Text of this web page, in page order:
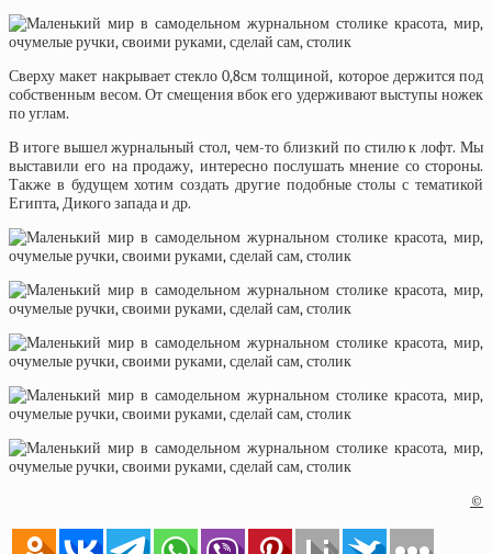
Сверху макет накрывает стекло 0,8см толщиной, которое держится под
собственным весом. От смещения вбок его удерживают выступы ножек
по углам.
В итоге вышел журнальный стол, чем-то близкий по стилю к лофт. Мы
выставили его на продажу, интересно послушать мнение со стороны.
Также в будущем хотим создать другие подобные столы с тематикой
Египта, Дикого запада и др.
©